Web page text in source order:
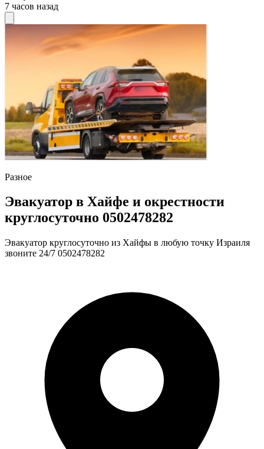
7 часов назад
Разное
Эвакуатор в Хайфе и окрестности
круглосуточно 0502478282
Эвакуатор круглосуточно из Хайфы в любую точку Израиля
звоните 24/7 0502478282